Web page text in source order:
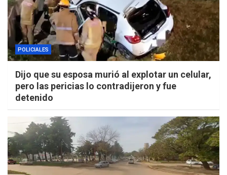
POLICIALES
Dijo que su esposa murió al explotar un celular,
pero las pericias lo contradijeron y fue
detenido